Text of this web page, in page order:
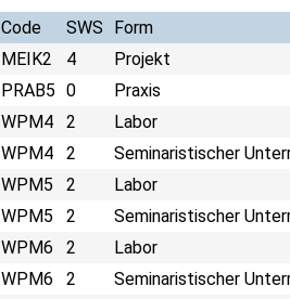
Code SWS
Form
MEIK2 4
Projekt
PRAB5 0
Praxis
WPM4 2
Labor
WPM4 2
Seminaristischer
WPM5 2
Labor
WPM5 2
Seminaristischer
WPM6 2
Labor
WPM6 2
Seminaristischer